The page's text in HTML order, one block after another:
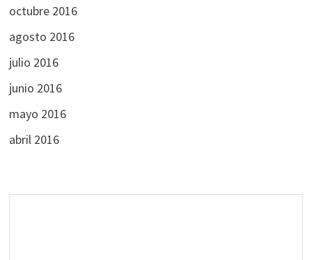
octubre 2016
agosto 2016
julio 2016
junio 2016
mayo 2016
abril 2016